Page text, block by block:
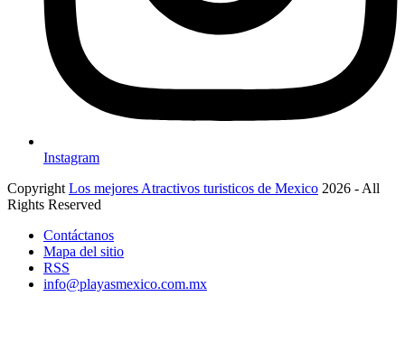
Instagram
Copyright Los mejores Atractivos turisticos de Mexico 2026 - All
Rights Reserved
Contáctanos
Mapa del sitio
RSS
info@playasmexico.com.mx